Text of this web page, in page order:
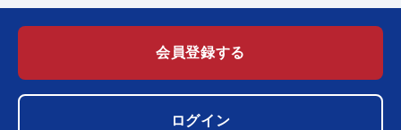
会員登録する
ログイン